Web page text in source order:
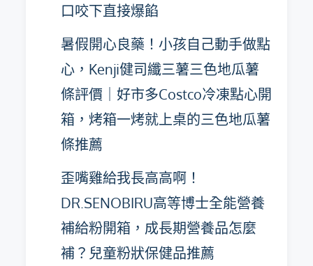
口咬下直接爆餡
暑假開心良藥！小孩自己動手做點
心，Kenji健司纖三薯三色地瓜薯
條評價｜好市多Costco冷凍點心開
箱，烤箱一烤就上桌的三色地瓜薯
條推薦
歪嘴雞給我長高高啊！
DR.SENOBIRU高等博士全能營養
補給粉開箱，成長期營養品怎麼
補？兒童粉狀保健品推薦